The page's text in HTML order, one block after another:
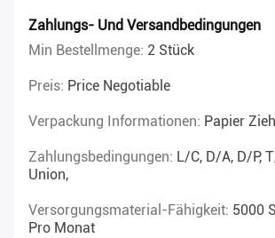
Zahlungs- Und Versandbedingungen
Min Bestellmenge: 2 Stück
Preis: Price Negotiable
Verpackung Informationen: Papier
Zahlungsbedingungen: L/C, D/A, D/P,
Union,
Versorgungsmaterial-Fähigkeit: 5000
Pro Monat